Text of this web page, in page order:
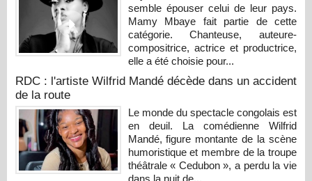
semble épouser celui de leur pays.
Mamy Mbaye fait partie de cette
catégorie. Chanteuse, auteure-
compositrice, actrice et productrice,
elle a été choisie pour...
RDC : l'artiste Wilfrid Mandé décède dans un accident
de la route
Le monde du spectacle congolais est
en deuil. La comédienne Wilfrid
Mandé, figure montante de la scène
humoristique et membre de la troupe
théâtrale « Cedubon », a perdu la vie
dans la nuit de...